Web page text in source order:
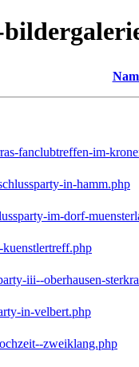
fanclubtreffen-im-
in-hamm.php
im-dorf-
iii--oberhausen-
in-velbert.php
zweiklang.php